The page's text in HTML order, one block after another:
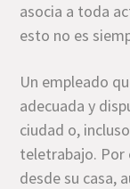
asocia a toda
esto no es
Un empleado
adecuada y
ciudad o,
teletrabajo. Por
desde su casa,